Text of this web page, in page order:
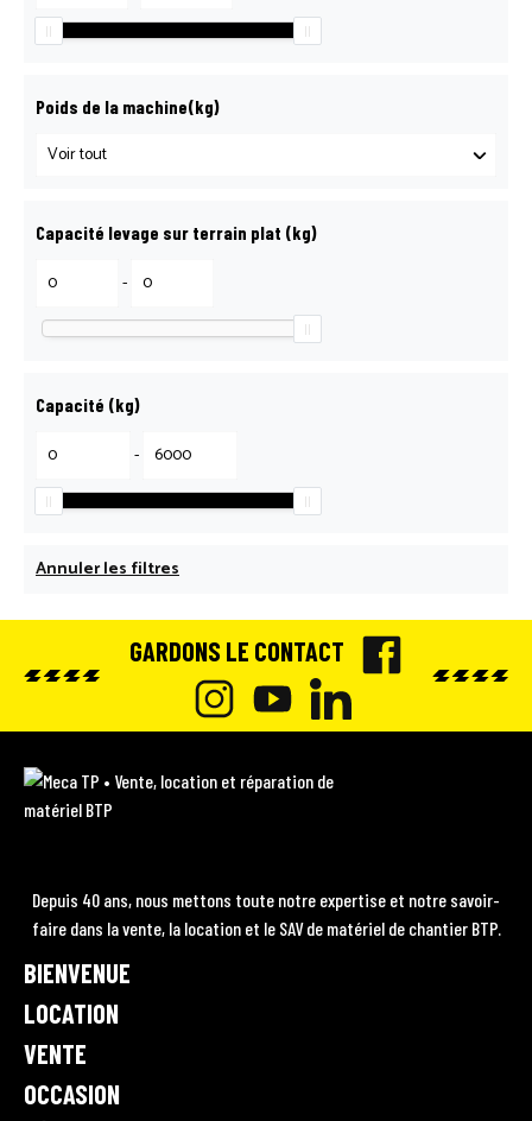
Poids de la machine(kg)
Capacité levage sur terrain plat (kg)
-
Capacité (kg)
-
Annuler les filtres
GARDONS LE CONTACT
A
O
O
I
N
A
G
Y
O
U
B
L
I
E
D
M
e
V
e
t
e
Depuis 40 ans, nous mettons toute notre expertise et notre savoir-
faire dans la vente, la location et le SAV de matériel de chantier BTP.
BIENVENUE
LOCATION
VENTE
OCCASION